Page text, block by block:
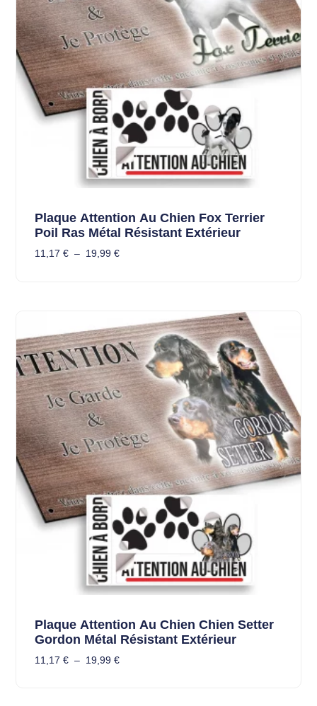
Plaque Attention Au Chien Fox Terrier
Poil Ras Métal Résistant Extérieur
11,17 € – 19,99 €
Plaque Attention Au Chien Chien Setter
Gordon Métal Résistant Extérieur
11,17 € – 19,99 €